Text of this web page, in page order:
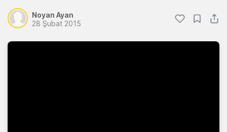
Noyan Ayan
28 Şubat 2015